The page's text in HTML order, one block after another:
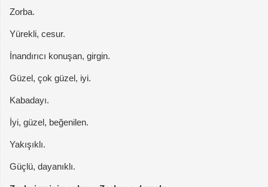
Zorba.
Yürekli, cesur.
İnandırıcı konuşan, girgin.
Güzel, çok güzel, iyi.
Kabadayı.
İyi, güzel, beğenilen.
Yakışıklı.
Güçlü, dayanıklı.